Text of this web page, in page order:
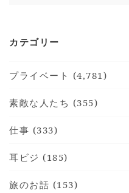
カテゴリー
プライベート (4,781)
素敵な人たち (355)
仕事 (333)
耳ビジ (185)
旅のお話 (153)